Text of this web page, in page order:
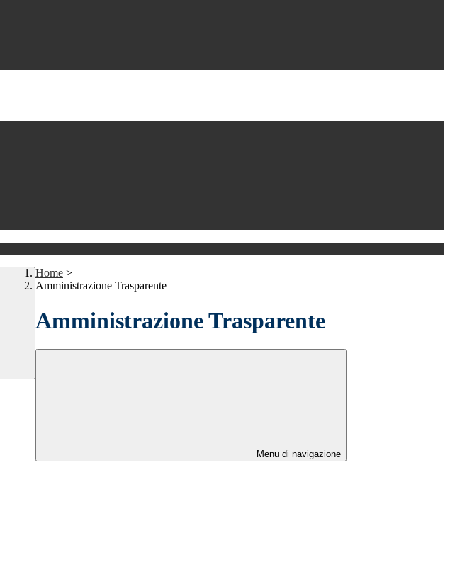
Home >
Amministrazione Trasparente
Amministrazione Trasparente
Menu di navigazione